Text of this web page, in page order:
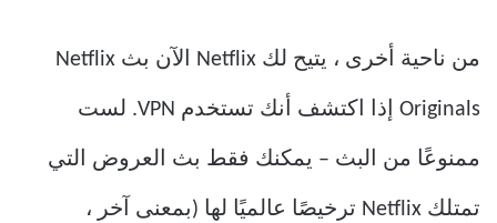
من ناحية أخرى ، يتيح لك Netflix الآن بث Netflix
Originals إذا اكتشف أنك تستخدم VPN. لست
ممنوعًا من البث – يمكنك فقط بث العروض التي
تمتلك Netflix ترخيصًا عالميًا لها (بمعنى آخر ،